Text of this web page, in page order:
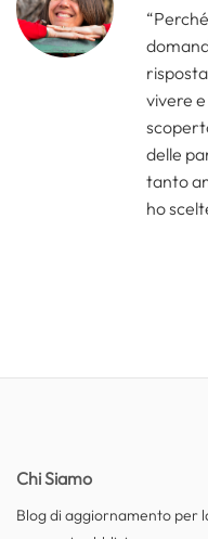
vivere
delle
tanto
ho
Chi Siamo
Blog di aggiornamento per